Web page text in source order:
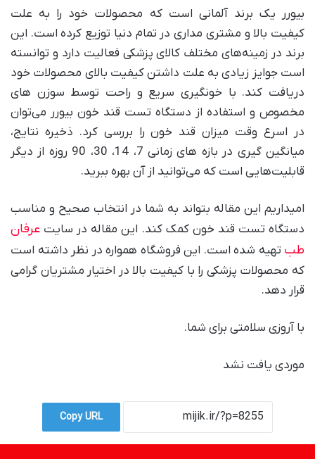
بیورر یک برند آلمانی است که محصولات خود را به علت
کیفیت بالا و مشتری مداری در تمام دنیا توزیع کرده است. این
برند در زمینه‌های مختلف کالای پزشکی فعالیت دارد و توانسته
است جوایز زیادی به علت داشتن کیفیت بالای محصولات خود
دریافت کند. با خونگیری سریع و راحت توسط سوزن های
مخصوص و استفاده از دستگاه تست قند خون بیورر می‌توان
در اسرع وقت میزان قند خون را بررسی کرد. ذخیره نتایج،
میانگین گیری در بازه های زمانی 7، 14، 30، 90 روزه از دیگر
قابلیت‌هایی است که می‌توانید از آن بهره ببرید.
امیداریم این مقاله بتواند به شما در انتخاب صحیح و مناسب
دستگاه تست قند خون کمک کند. این مقاله در سایت عرفان
طب تهیه شده است. این فروشگاه همواره در نظر داشته است
که محصولات پزشکی را با کیفیت بالا در اختیار مشتریان گرامی
قرار دهد.
با آروزی سلامتی برای شما.
موردی یافت نشد
Copy URL